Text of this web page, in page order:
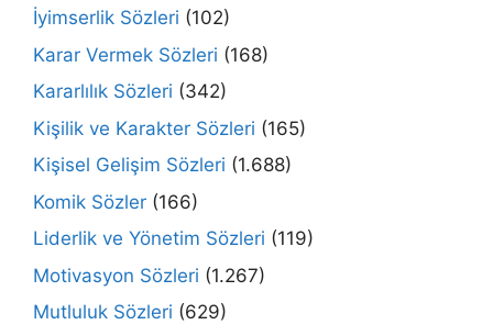
İyimserlik Sözleri (102)
Karar Vermek Sözleri (168)
Kararlılık Sözleri (342)
Kişilik ve Karakter Sözleri (165)
Kişisel Gelişim Sözleri (1.688)
Komik Sözler (166)
Liderlik ve Yönetim Sözleri (119)
Motivasyon Sözleri (1.267)
Mutluluk Sözleri (629)